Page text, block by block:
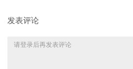
起诉时间：
案件号：25-cv-1537
发表评论